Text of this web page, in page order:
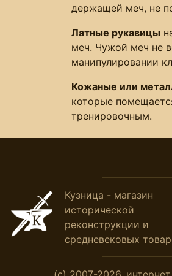
держащей меч, не
Латные рукавицы
меч. Чужой меч не
манипулировании
Кожаные или
которые
тренировочным.
Кузница - магазин
исторической
реконструкции и
средневековых